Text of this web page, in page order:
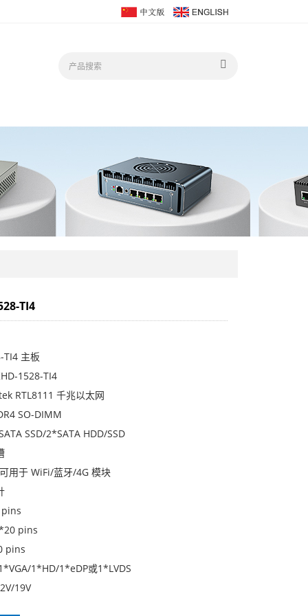
TI4
TI4 主板
1528-TI4
RTL8111 千兆以太网
SO-DIMM
SSD/2*SATA HDD/SSD
用于 WiFi/蓝牙/4G 模块
pins
pins
1*HD/1*eDP或1*LVDS
19V